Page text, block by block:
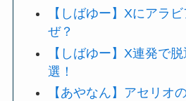
【しばゆー】Xにアラ
ぜ？
【しばゆー】X連発で
選！
【あやなん】アセリオ